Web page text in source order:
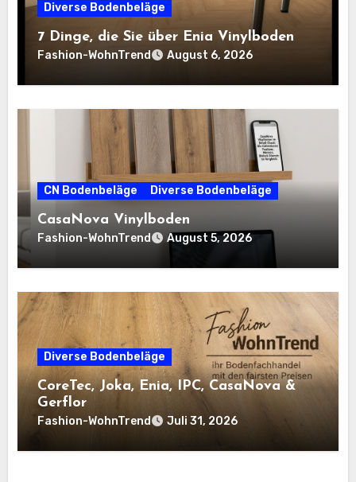
Diverse Bodenbeläge
7 Dinge, die Sie über Enia Vinylboden
Fashion-WohnTrend August 6, 2026
CN Bodenbeläge Diverse Bodenbeläge
CasaNova Vinylboden
Fashion-WohnTrend August 5, 2026
Diverse Bodenbeläge
CoreTec, Joka, Enia, IPC, CasaNova &
Gerflor
Fashion-WohnTrend Juli 31, 2026